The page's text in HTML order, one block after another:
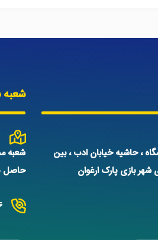
، حاشیه خیابان ادب ، بین
بازی پارک ارغوان
شعبه
شعبه
حاصل